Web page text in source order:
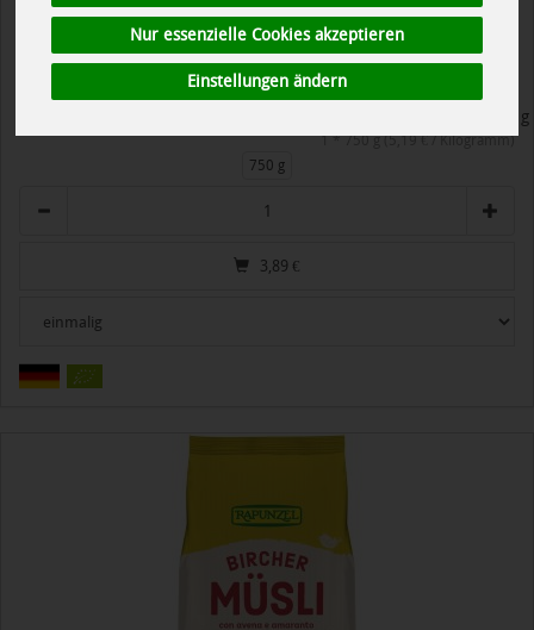
Nur essenzielle Cookies akzeptieren
Einstellungen ändern
Basismüsli
3,89 €* / 750 g
1 * 750 g (5,19 € / Kilogramm)
750 g
3,89 €